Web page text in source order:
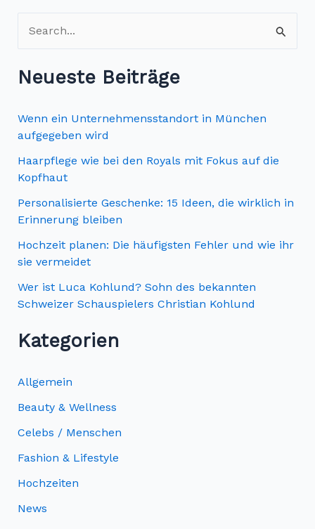
u
c
e
n
n
a
c
h
:
Neueste Beiträge
Wenn ein Unternehmensstandort in München
aufgegeben wird
Haarpflege wie bei den Royals mit Fokus auf die
Kopfhaut
Personalisierte Geschenke: 15 Ideen, die wirklich in
Erinnerung bleiben
Hochzeit planen: Die häufigsten Fehler und wie ihr
sie vermeidet
Wer ist Luca Kohlund? Sohn des bekannten
Schweizer Schauspielers Christian Kohlund
Kategorien
Allgemein
Beauty & Wellness
Celebs / Menschen
Fashion & Lifestyle
Hochzeiten
News